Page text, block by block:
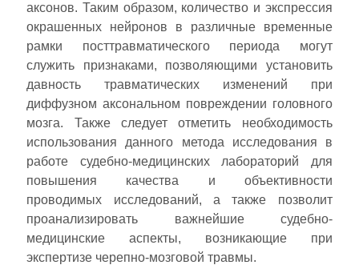
аксонов. Таким образом, количество и экспрессия
окрашенных нейронов в различные временные
рамки посттравматического периода могут
служить признаками, позволяющими установить
давность травматических изменений при
диффузном аксональном повреждении головного
мозга. Также следует отметить необходимость
использования данного метода исследования в
работе судебно-медицинских лабораторий для
повышения качества и объективности
проводимых исследований, а также позволит
проанализировать важнейшие судебно-
медицинские аспекты, возникающие при
экспертизе черепно-мозговой травмы.